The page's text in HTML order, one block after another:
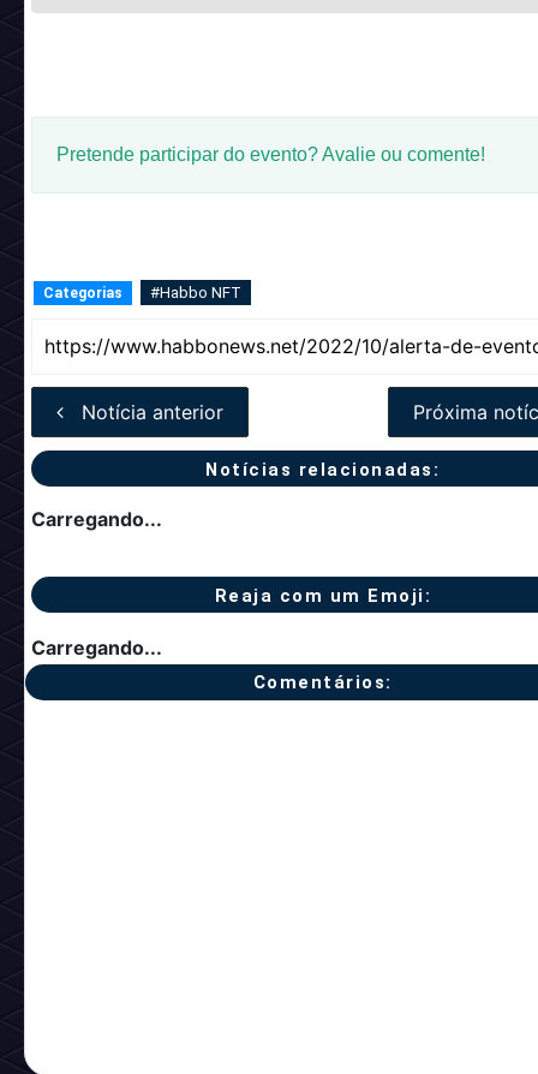
Pretende participar do evento? Avalie ou comente!
Categorias #Habbo NFT
Notícia anterior Próxima
Notícias relacionadas:
Carregando...
Reaja com um Emoji:
Carregando...
Comentários: